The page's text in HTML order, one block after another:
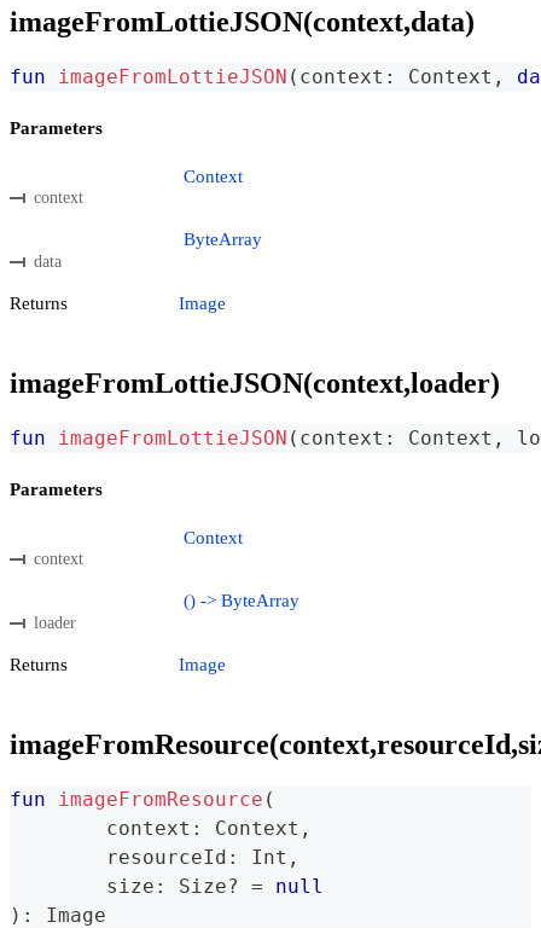
imageFromLottieJSON(context,data)
fun imageFromLottieJSON ( context : Context ,
Parameters
context
Context
data
ByteArray
Returns Image
imageFromLottieJSON(context,loader)
fun imageFromLottieJSON ( context : Context ,
Parameters
context
Context
loader
() -> ByteArray
Returns Image
fun imageFromResource (
	context
: Context ,
	resourceId
: Int ,
	size
: Size? =
null
) : Image